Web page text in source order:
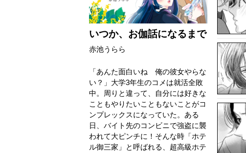
いつか、お伽話になるまで
赤池うらら
「あんた面白いね 俺の彼女やらな
い？」大学3年生のコメは就活全敗
中。周りと違って、自分には好きな
こともやりたいこともないことがコ
ンプレックスになっていた。ある
日、バイト先のコンビニで強盗に襲
われて大ピンチに！そんな時「ホテ
ル御三家」と呼ばれる、超高級ホテ